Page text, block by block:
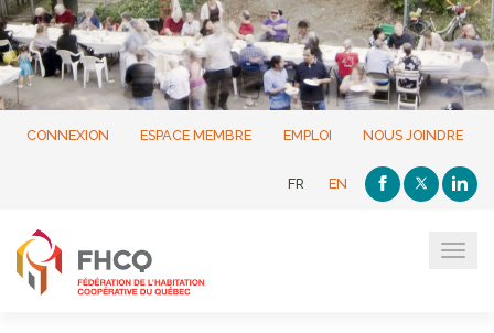
CONNEXION ESPACE MEMBRE EMPLOI NOUS JOINDRE
FR EN